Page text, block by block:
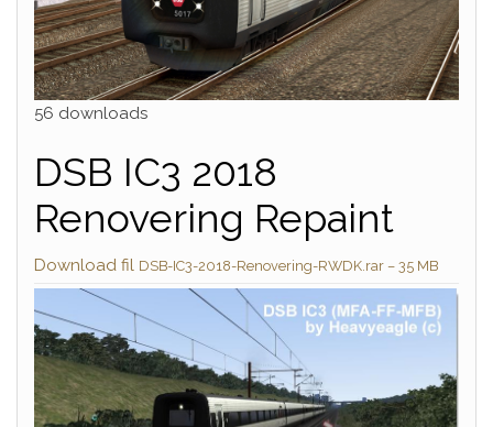
56 downloads
DSB IC3 2018
Renovering Repaint
Download fil DSB-IC3-2018-Renovering-RWDK.rar – 35 MB